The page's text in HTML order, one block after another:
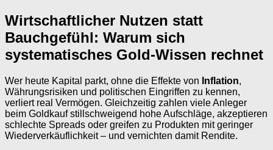
Wirtschaftlicher Nutzen statt
Bauchgefühl: Warum sich
systematisches Gold-Wissen rechnet
Wer heute Kapital parkt, ohne die Effekte von Inflation,
Währungsrisiken und politischen Eingriffen zu kennen,
verliert real Vermögen. Gleichzeitig zahlen viele Anleger
beim Goldkauf stillschweigend hohe Aufschläge, akzeptieren
schlechte Spreads oder greifen zu Produkten mit geringer
Wiederverkäuflichkeit – und vernichten damit Rendite.